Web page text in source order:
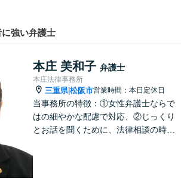
強い弁護士
本庄 美和子 弁護士
本庄法律事務所
三重県|松阪市営業時間：本日定休日
当事務所の特徴：①女性弁護士ならで
はの細やかな配慮で対応、②じっくり
とお話を聞くために、法律相談の時間